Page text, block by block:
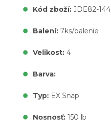
Kód zboží: JDE82-144
Balení: 7ks/balenie
Velikost: 4
Barva:
Typ: EX Snap
Nosnosť: 150 lb